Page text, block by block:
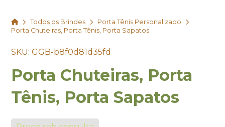
HomeTodos os Brindes
Porta Tênis Personalizado
Porta Chuteiras, Porta Tênis, Porta Sapatos
SKU: GGB-b8f0d81d35fd
Porta Chuteiras, Porta
Tênis, Porta Sapatos